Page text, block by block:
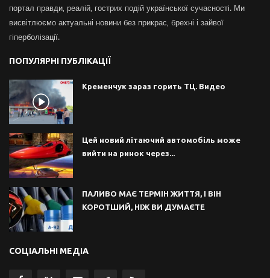
портал правди, реалій, гострих подій української сучасності. Ми
висвітлюємо актуальні новини без прикрас, брехні і зайвої
гіперболізації.
ПОПУЛЯРНІ ПУБЛІКАЦІЇ
Кременчук зараз горить ТЦ. Видео
Цей новий літаючий автомобіль може
вийти на ринок через...
ПАЛИВО МАЄ ТЕРМІН ЖИТТЯ, І ВІН
КОРОТШИЙ, НІЖ ВИ ДУМАЄТЕ
СОЦІАЛЬНІ МЕДІА